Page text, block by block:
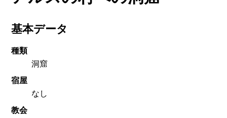
基本データ
種類
洞窟
宿屋
なし
教会